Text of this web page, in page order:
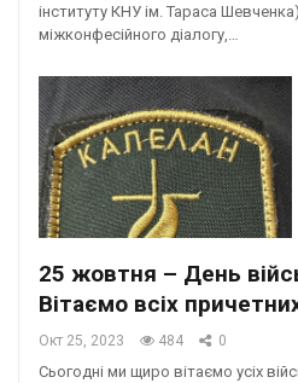
інституту КНУ ім. Тараса
міжконфесійного діалогу,…
25 жовтня – День
Вітаємо всіх
Окт 25, 2023 484 0
Сьогодні ми щиро вітаємо усіх